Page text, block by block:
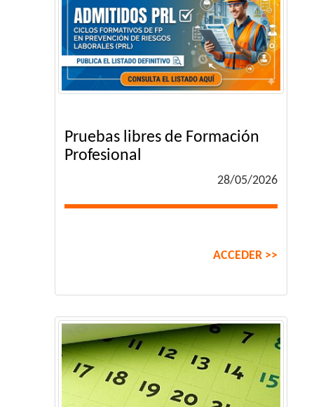
Pruebas libres de Formación
Profesional
28/05/2026
ACCEDER >>